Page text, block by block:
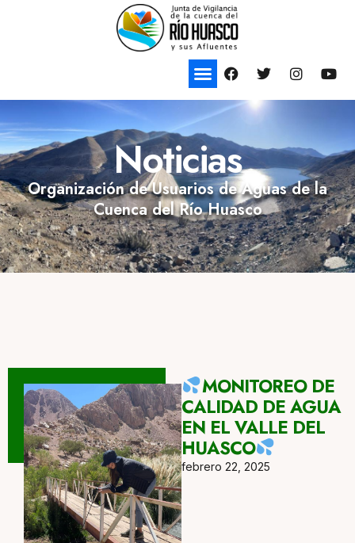
Noticias
Organización de Usuarios de Aguas de la
Cuenca del Río Huasco
MONITOREO DE
CALIDAD DE AGUA
EN EL VALLE DEL
HUASCO
febrero 22, 2025